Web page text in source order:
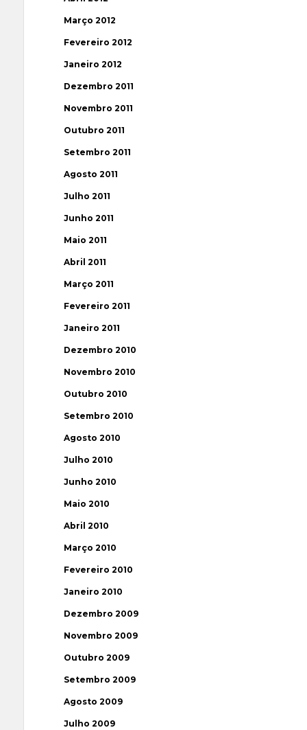
Março 2012
Fevereiro 2012
Janeiro 2012
Dezembro 2011
Novembro 2011
Outubro 2011
Setembro 2011
Agosto 2011
Julho 2011
Junho 2011
Maio 2011
Abril 2011
Março 2011
Fevereiro 2011
Janeiro 2011
Dezembro 2010
Novembro 2010
Outubro 2010
Setembro 2010
Agosto 2010
Julho 2010
Junho 2010
Maio 2010
Abril 2010
Março 2010
Fevereiro 2010
Janeiro 2010
Dezembro 2009
Novembro 2009
Outubro 2009
Setembro 2009
Agosto 2009
Julho 2009